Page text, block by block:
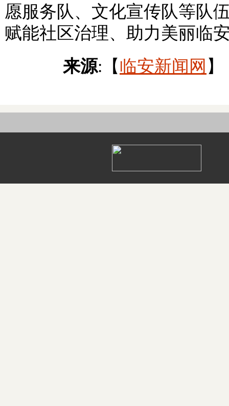
愿服务队、文化宣传队等队
赋能社区治理、助力美丽临
来源:【 临安新闻网